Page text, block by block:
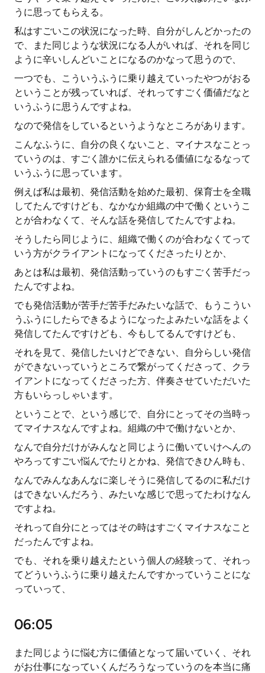
うに思ってもらえる。
私はすごいこの状況になった時、自分がしんどかったの
で、また同じような状況になる人がいれば、それを同じ
ように辛いしんどいことになるのかなって思うので、
一つでも、こういうふうに乗り越えていったやつがおる
ということが残っていれば、それってすごく価値だなと
いうふうに思うんですよね。
なので発信をしているというようなところがあります。
こんなふうに、自分の良くないこと、マイナスなことっ
ていうのは、すごく誰かに伝えられる価値になるなって
いうふうに思っています。
例えば私は最初、発信活動を始めた最初、保育士を全職
してたんですけども、なかなか組織の中で働くというこ
とが合わなくて、そんな話を発信してたんですよね。
そうしたら同じように、組織で働くのが合わなくてって
いう方がクライアントになってくださったりとか、
あとは私は最初、発信活動っていうのもすごく苦手だっ
たんですよね。
でも発信活動が苦手だ苦手だみたいな話で、もうこうい
うふうにしたらできるようになったよみたいな話をよく
発信してたんですけども、今もしてるんですけども、
それを見て、発信したいけどできない、自分らしい発信
ができないっていうところで繋がってくださって、クラ
イアントになってくださった方、伴奏させていただいた
方もいらっしゃいます。
ということで、という感じで、自分にとってその当時っ
てマイナスなんですよね。組織の中で働けないとか、
なんで自分だけがみんなと同じように働いていけへんの
やろってすごい悩んでたりとかね、発信できひん時も、
なんでみんなあんなに楽しそうに発信してるのに私だけ
はできないんだろう、みたいな感じで思ってたわけなん
ですよね。
それって自分にとってはその時はすごくマイナスなこと
だったんですよね。
でも、それを乗り越えたという個人の経験って、それっ
てどういうふうに乗り越えたんですかっていうことにな
っていって、
06:05
また同じように悩む方に価値となって届いていく、それ
がお仕事になっていくんだろうなっていうのを本当に痛